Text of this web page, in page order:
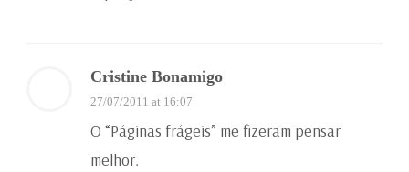
Cristine Bonamigo
27/07/2011 at 16:07
O “Páginas frágeis” me fizeram pensar
melhor.